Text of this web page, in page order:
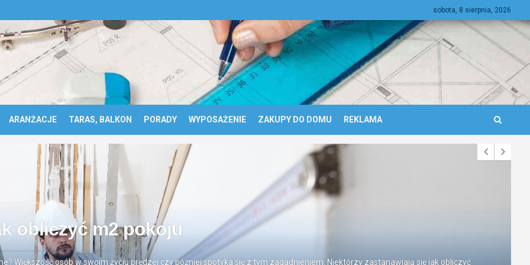
sobota, 8 sierpnia, 2026
ARANŻACJE TARAS, BALKON PORADY WYPOSAŻENIE ZAKUPY DO DOMU REKLAMA
obliczyć m2 pokoju
Większość osób w swoim życiu prędzej czy później spotyka się z tym zagadnieniem. Niektórzy zastanawiają się jak obliczyć